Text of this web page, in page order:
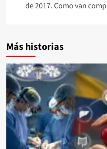
de 2017. Como van
Más historias